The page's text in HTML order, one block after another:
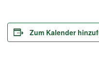
Zum Kalender